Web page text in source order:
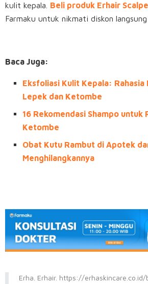
kulit kepala. Beli produk Erhair
Farmaku untuk nikmati diskon
Baca Juga:
Eksfoliasi Kulit Kepala: Rahasia
Lepek dan Ketombe
16 Rekomendasi Shampo untuk
Ketombe
Obat Kutu Rambut di Apotek
Menghilangkannya
Erha. Erhair. https://erhaskincare.co.id/